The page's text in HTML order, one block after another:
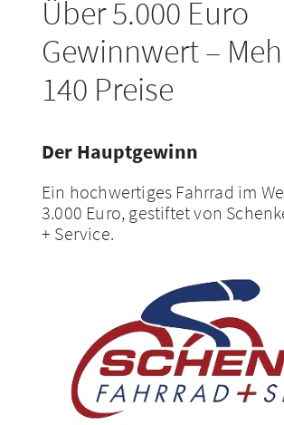
Über 5.000 Euro
Gewinnwert –
140 Preise
Der Hauptgewinn
Ein hochwertiges Fahrrad im
3.000 Euro, gestiftet von
+ Service.